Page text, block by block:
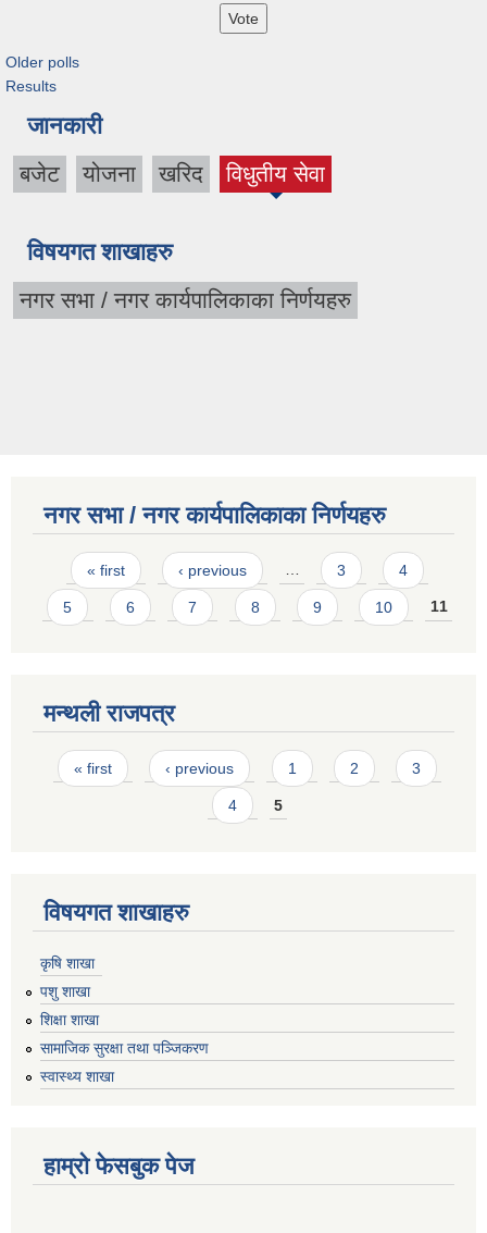
Older polls
Results
जानकारी
बजेट योजना खरिद विधुतीय सेवा
विषयगत शाखाहरु
नगर सभा / नगर कार्यपालिकाका निर्णयहरु
नगर सभा / नगर कार्यपालिकाका निर्णयहरु
Pages
« first ‹ previous … 3 4
5 6 7 8 9 10 11
मन्थली राजपत्र
Pages
« first ‹ previous 1 2 3
4 5
विषयगत शाखाहरु
कृषि शाखा
पशु शाखा
शिक्षा शाखा
सामाजिक सुरक्षा तथा पञ्जिकरण
स्वास्थ्य शाखा
हाम्रो फेसबुक पेज